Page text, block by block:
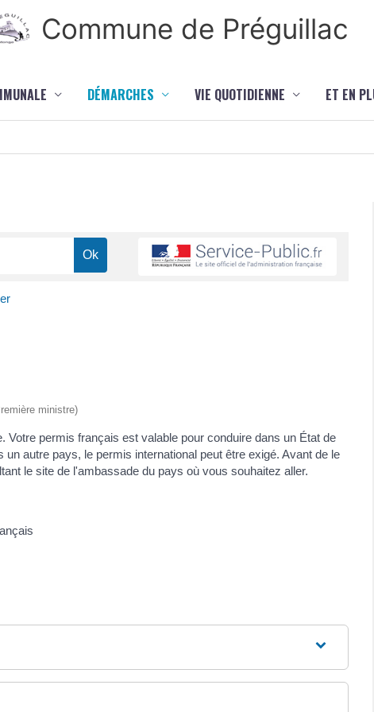
Commune de Préguillac
DÉMARCHES VIE QUOTIDIENNE ET EN
ministre)
permis français est valable pour conduire dans un État de
autre pays, le permis international peut être exigé. Avant de le
le site de l'ambassade du pays où vous souhaitez aller.